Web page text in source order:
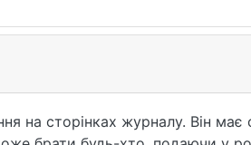
на сторінках журналу. Він має